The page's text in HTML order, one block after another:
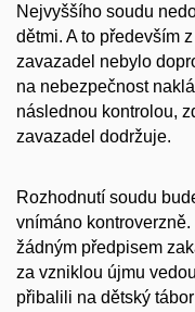
Nejvyššího soudu
dětmi. A to především
zavazadel nebylo
na nebezpečnost
následnou kontrolou,
zavazadel dodržuje.
Rozhodnutí soudu
vnímáno
žádným předpisem
za vzniklou újmu
přibalili na dětský